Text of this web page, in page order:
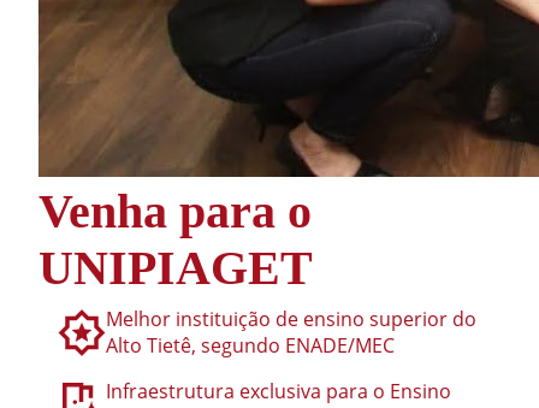
Venha para o
UNIPIAGET
Melhor instituição de ensino superior do
Alto Tietê, segundo ENADE/MEC
Infraestrutura exclusiva para o Ensino